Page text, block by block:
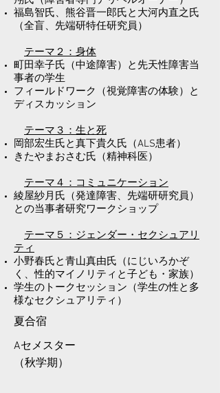
福島智氏、熊谷晋一郎氏と大河内直之氏
（全盲、先端研特任研究員）
テーマ２：身体
町田幸子氏（中途障害）と先天性障害当
事者の学生
フィールドワーク（視覚障害の体験）と
ディスカッション
テーマ３：生と死
岡部宏生氏と真下貴久氏（ALS患者）
きたやまおさむ氏（精神科医）
テーマ４：コミュニケーション
綾屋紗月氏（発達障害、先端研研究員）
との当事者研究ワークショップ
テーマ５：ジェンダー・セクシュアリ
ティ
小野春氏と青山真由氏（にじいろかぞ
く、性的マイノリティと子ども・家族）
学生のトークセッション（学生の性と多
様なセクシュアリティ）
​夏合宿
Aセメスター
​（秋学期）